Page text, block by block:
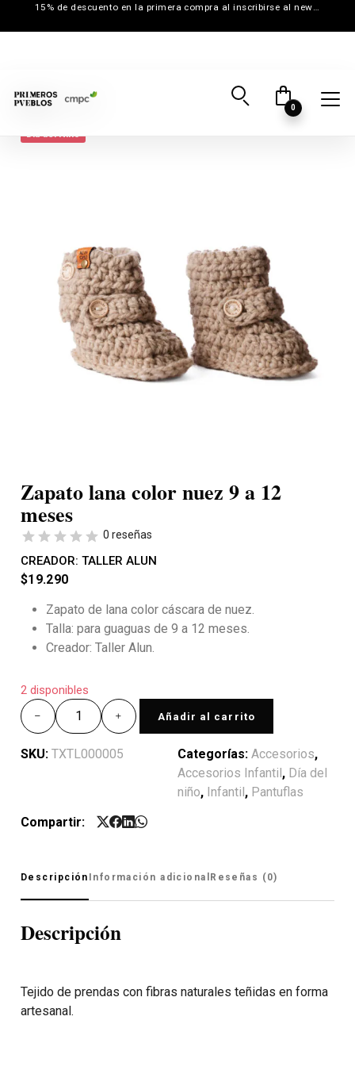
15% de descuento en la primera compra al inscribirse al newsletter
0
Día del Niño
Zapato lana color nuez 9 a 12
meses
0 reseñas
CREADOR: TALLER ALUN
$19.290
Zapato de lana color cáscara de nuez.
Talla: para guaguas de 9 a 12 meses.
Creador: Taller Alun.
2 disponibles
Añadir al carrito
SKU: TXTL000005 Categorías: Accesorios,
Accesorios Infantil, Día del
niño, Infantil, Pantuflas
Compartir:
Descripción Información adicional Reseñas (0)
Descripción
Tejido de prendas con fibras naturales teñidas en forma
artesanal.